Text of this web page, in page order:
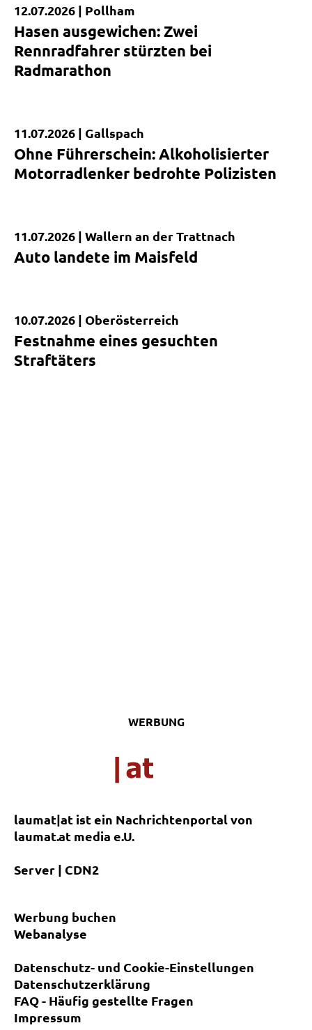
Kurzmeldung
12.07.2026 | Pollham
Hasen ausgewichen: Zwei
Rennradfahrer stürzten bei
Radmarathon
Kurzmeldung
11.07.2026 | Gallspach
Ohne Führerschein: Alkoholisierter
Motorradlenker bedrohte Polizisten
Kurzmeldung
11.07.2026 | Wallern an der Trattnach
Auto landete im Maisfeld
Kurzmeldung
10.07.2026 | Oberösterreich
Festnahme eines gesuchten
Straftäters
WERBUNG
laumat|at ist ein Nachrichtenportal von
laumat.at media e.U.
Server | CDN2
Werbung buchen
Webanalyse
Datenschutz- und Cookie-Einstellungen
Datenschutzerklärung
FAQ - Häufig gestellte Fragen
Impressum